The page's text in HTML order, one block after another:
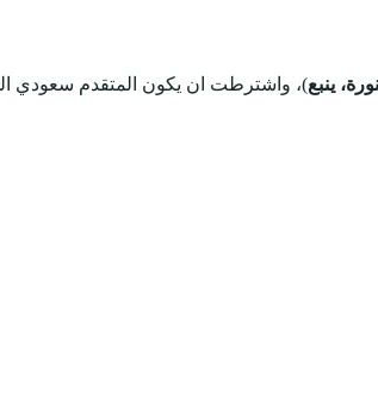
ينبع)، واشترطت ان يكون المتقدم سعودي